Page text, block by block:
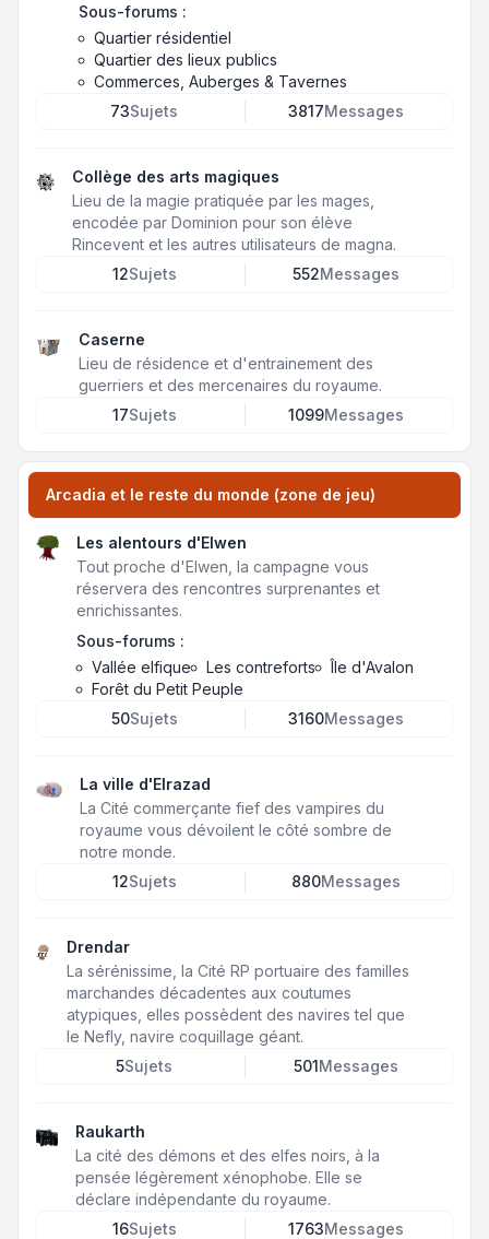
Sous-forums :
Quartier résidentiel
Quartier des lieux publics
Commerces, Auberges & Tavernes
73Sujets 3817Messages
Collège des arts magiques
Lieu de la magie pratiquée par les mages,
encodée par Dominion pour son élève
Rincevent et les autres utilisateurs de magna.
12Sujets 552Messages
Caserne
Lieu de résidence et d'entrainement des
guerriers et des mercenaires du royaume.
17Sujets 1099Messages
Arcadia et le reste du monde (zone de jeu)
Les alentours d'Elwen
Tout proche d'Elwen, la campagne vous
réservera des rencontres surprenantes et
enrichissantes.
Sous-forums :
Vallée elfique
Les contreforts
Île d'Avalon
Forêt du Petit Peuple
50Sujets 3160Messages
La ville d'Elrazad
La Cité commerçante fief des vampires du
royaume vous dévoilent le côté sombre de
notre monde.
12Sujets 880Messages
Drendar
La sérénissime, la Cité RP portuaire des familles
marchandes décadentes aux coutumes
atypiques, elles possèdent des navires tel que
le Nefly, navire coquillage géant.
5Sujets 501Messages
Raukarth
La cité des démons et des elfes noirs, à la
pensée légèrement xénophobe. Elle se
déclare indépendante du royaume.
16Sujets 1763Messages